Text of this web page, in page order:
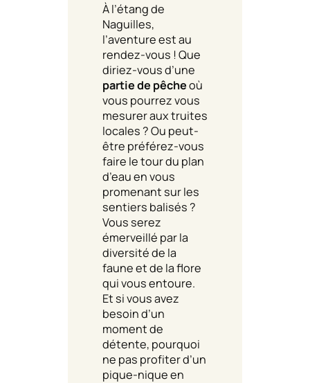
À l’étang de
Naguilles,
l’aventure est au
rendez-vous ! Que
diriez-vous d’une
partie de pêcheoù
vous pourrez vous
mesurer aux truites
locales ? Ou peut-
être préférez-vous
faire le tour du plan
d’eau en vous
promenant sur les
sentiers balisés ?
Vous serez
émerveillé par la
diversité de la
faune et de la flore
qui vous entoure.
Et si vous avez
besoin d’un
moment de
détente, pourquoi
ne pas profiter d’un
pique-nique en